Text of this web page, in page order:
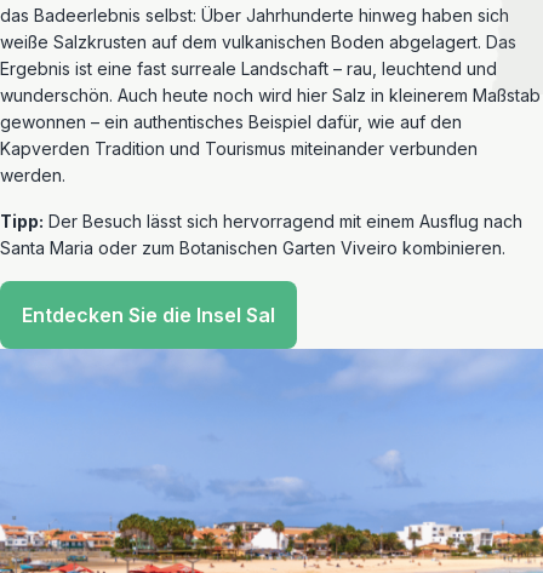
das Badeerlebnis selbst: Über Jahrhunderte hinweg haben sich
weiße Salzkrusten auf dem vulkanischen Boden abgelagert. Das
Ergebnis ist eine fast surreale Landschaft – rau, leuchtend und
wunderschön. Auch heute noch wird hier Salz in kleinerem Maßstab
gewonnen – ein authentisches Beispiel dafür, wie auf den
Kapverden Tradition und Tourismus miteinander verbunden
werden.
Tipp: Der Besuch lässt sich hervorragend mit einem Ausflug nach
Santa Maria oder zum Botanischen Garten Viveiro kombinieren.
Entdecken Sie die Insel Sal